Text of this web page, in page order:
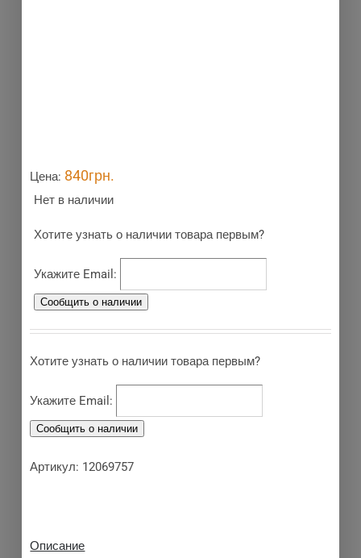
Цена: 840грн.
Нет в наличии
Хотите узнать о наличии товара первым?
Укажите Email:
Хотите узнать о наличии товара первым?
Укажите Email:
Артикул: 12069757
Описание